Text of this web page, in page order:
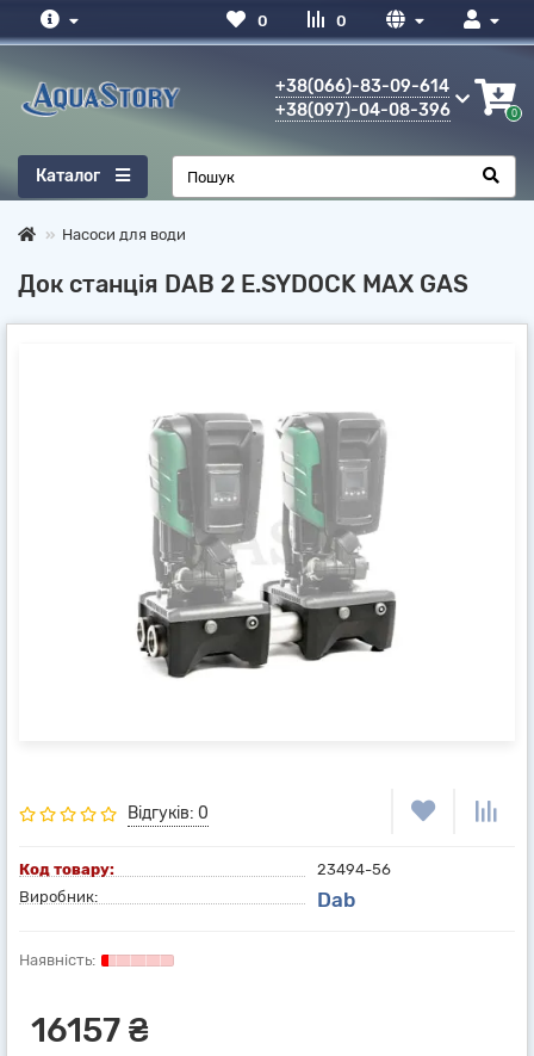
0
0
+38(066)-83-09-614
+38(097)-04-08-396
0
Каталог
Насоси для води
Док станція DAB 2 E.SYDOCK MAX GAS
Відгуків: 0
Код товару:
23494-56
Виробник:
Dab
16157 ₴